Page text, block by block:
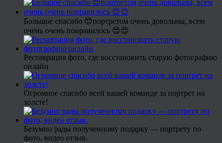
Большое спасибо 😍портретом очень довольны, всем
очень очень понравилось 😍😍
Реставрация фото, где восстановить старую фотографию
онлайн
Огромное спасибо всей вашей команде за портрет на
холсте!
Безумно рады полученному подарку — портрету по
фото, видео отзыв.